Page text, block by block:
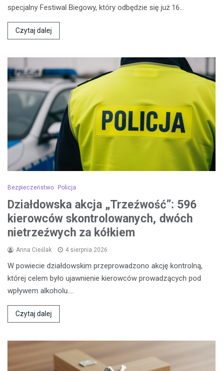
specjalny Festiwal Biegowy, który odbędzie się już 16…
Czytaj dalej
Bezpieczeństwo Policja
Działdowska akcja „Trzeźwość”: 596
kierowców skontrolowanych, dwóch
nietrzeźwych za kółkiem
Anna Cieślak 4 sierpnia 2026
W powiecie działdowskim przeprowadzono akcję kontrolną,
której celem było ujawnienie kierowców prowadzących pod
wpływem alkoholu.…
Czytaj dalej